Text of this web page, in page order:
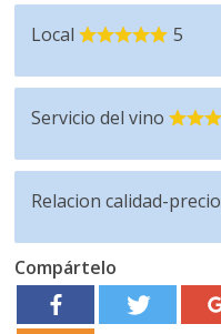
Local 5
Servicio del vino
Relacion calidad-precio
Compártelo